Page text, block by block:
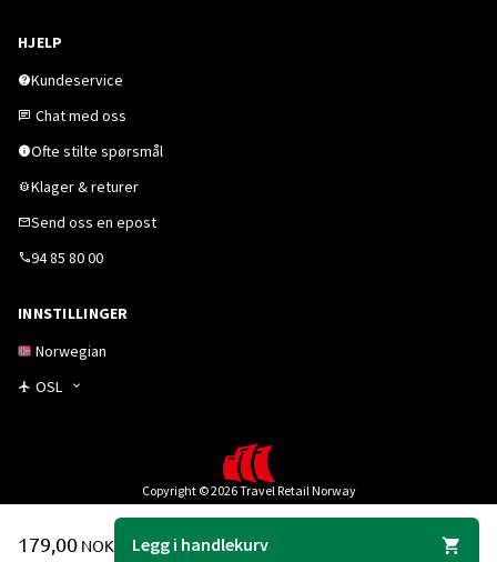
179,00 NOK Legg i handlekurv
HJELP
Kundeservice
Chat med oss
Ofte stilte spørsmål
Klager & returer
Send oss en epost
94 85 80 00
INNSTILLINGER
Norwegian
OSL
Copyright © 2026 Travel Retail Norway